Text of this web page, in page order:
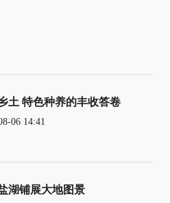
土 特色种养的丰收答卷
06 14:41
湖铺展大地图景